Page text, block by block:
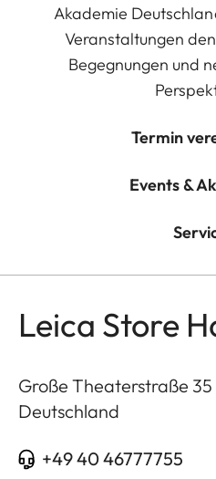
Akademie
Veranstaltungen
Begegnungen und
Termin
Events &
Leica Store
Große Theaterstraße 35
Deutschland
+49 40 46777755